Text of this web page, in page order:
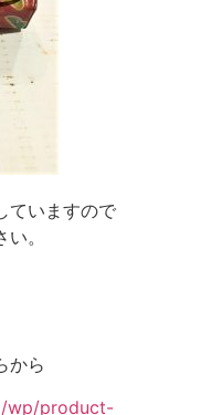
ていますので
。
から
wp/product-